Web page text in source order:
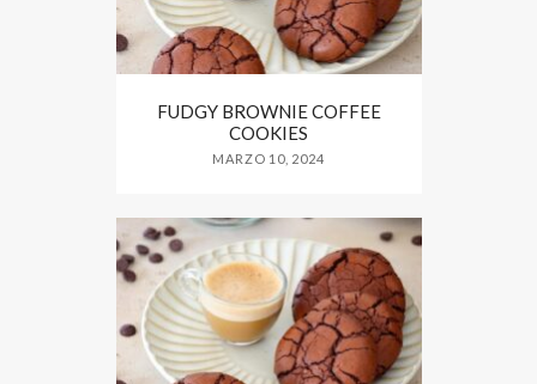
FUDGY BROWNIE COFFEE
COOKIES
MARZO 10, 2024